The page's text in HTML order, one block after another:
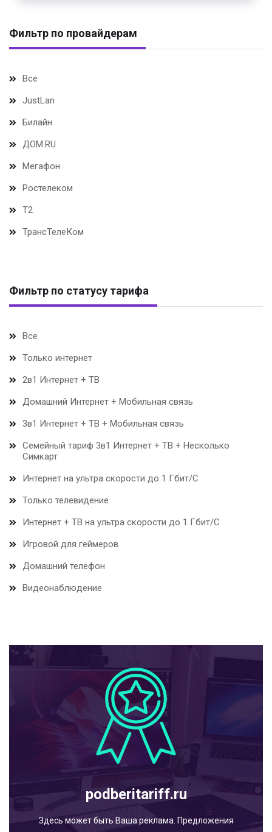
Фильтр по провайдерам
Все
JustLan
Билайн
ДОМ.RU
Мегафон
Ростелеком
Т2
ТрансТелеКом
Фильтр по статусу тарифа
Все
Только интернет
2в1 Интернет + ТВ
Домашний Интернет + Мобильная связь
3в1 Интернет + ТВ + Мобильная связь
Семейный тариф 3в1 Интернет + ТВ + Несколько
Симкарт
Интернет на ультра скорости до 1 Гбит/С
Только телевидение
Интернет + ТВ на ультра скорости до 1 Гбит/С
Игровой для геймеров
Домашний телефон
Видеонаблюдение
podberitariff.ru
Здесь может быть Ваша реклама. Предложения